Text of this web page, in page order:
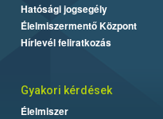
Hatósági jogsegély
Élelmiszermentő Központ
Hírlevél feliratkozás
Gyakori kérdések
Élelmiszer